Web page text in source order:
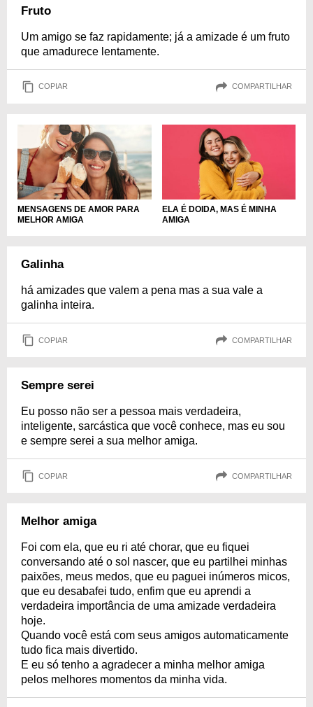
Fruto
Um amigo se faz rapidamente; já a amizade é um fruto
que amadurece lentamente.
COPIAR COMPARTILHAR
MENSAGENS DE AMOR PARA
MELHOR AMIGA
ELA É DOIDA, MAS É MINHA
AMIGA
Galinha
há amizades que valem a pena mas a sua vale a
galinha inteira.
COPIAR COMPARTILHAR
Sempre serei
Eu posso não ser a pessoa mais verdadeira,
inteligente, sarcástica que você conhece, mas eu sou
e sempre serei a sua melhor amiga.
COPIAR COMPARTILHAR
Melhor amiga
Foi com ela, que eu ri até chorar, que eu fiquei
conversando até o sol nascer, que eu partilhei minhas
paixões, meus medos, que eu paguei inúmeros micos,
que eu desabafei tudo, enfim que eu aprendi a
verdadeira importância de uma amizade verdadeira
hoje.
Quando você está com seus amigos automaticamente
tudo fica mais divertido.
E eu só tenho a agradecer a minha melhor amiga
pelos melhores momentos da minha vida.